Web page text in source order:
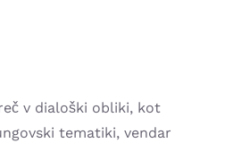
v dialoški obliki, kot
tematiki, vendar